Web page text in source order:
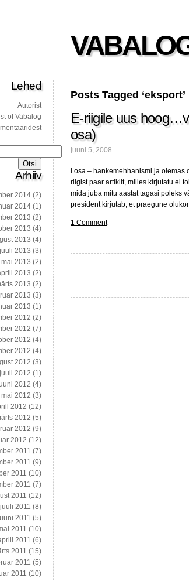
Posts Tagged ‘eksport’
E-riigile uus
osa)
juuni 5, 2008
I osa – hankemehhanismi ja
riigist paar artiklit, milles kirjutatu ei
mida juba mitu aastat tagasi poleks
president kirjutab, et praegune
1 Comment
Lehed
Autorist
of Vabalog
Arhiiv
2014 (2)
2014 (1)
2013 (2)
2013 (4)
2013 (4)
juuli 2013 (3)
mai 2013 (2)
2013 (2)
2013 (2)
2013 (3)
2013 (1)
2012 (2)
2012 (7)
2012 (4)
2012 (4)
2012 (3)
juuli 2012 (1)
2012 (4)
mai 2012 (3)
2012 (12)
2012 (5)
2012 (9)
2012 (12)
2011 (7)
2011 (9)
2011 (10)
2011 (7)
2011 (12)
juuli 2011 (8)
2011 (5)
2011 (10)
2011 (6)
2011 (15)
2011 (5)
2011 (10)